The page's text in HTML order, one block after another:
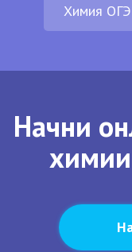
Химия ОГЭ
Начни